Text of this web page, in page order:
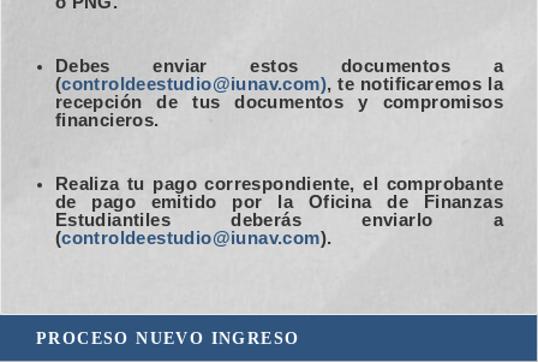
Debes enviar estos documentos a
(controldeestudio@iunav.com), te notificaremos la
recepción de tus documentos y compromisos
financieros.
Realiza tu pago correspondiente, el comprobante
de pago emitido por la Oficina de Finanzas
Estudiantiles deberás enviarlo a
(controldeestudio@iunav.com).
PROCESO NUEVO INGRESO